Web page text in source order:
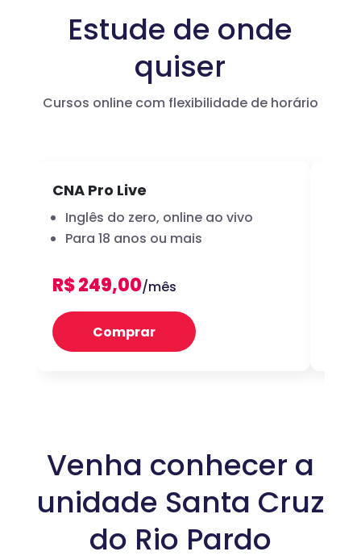
Estude de onde
quiser
Cursos online com flexibilidade de horário
CNA Pro Live
Inglês do zero, online ao vivo
Para 18 anos ou mais
R$ 249,00/mês
Comprar
Venha conhecer a
unidade Santa Cruz
do Rio Pardo